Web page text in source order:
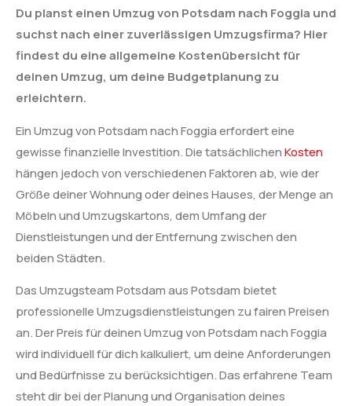
Du planst einen Umzug von Potsdam nach Foggia und
suchst nach einer zuverlässigen Umzugsfirma? Hier
findest du eine allgemeine Kostenübersicht für
deinen Umzug, um deine Budgetplanung zu
erleichtern.
Ein Umzug von Potsdam nach Foggia erfordert eine
gewisse finanzielle Investition. Die tatsächlichenKosten
hängen jedoch von verschiedenen Faktoren ab, wie der
Größe deiner Wohnung oder deines Hauses, der Menge an
Möbeln und Umzugskartons, dem Umfang der
Dienstleistungen und der Entfernung zwischen den
beiden Städten.
Das Umzugsteam Potsdam aus Potsdam bietet
professionelle Umzugsdienstleistungen zu fairen Preisen
an. Der Preis für deinen Umzug von Potsdam nach Foggia
wird individuell für dich kalkuliert, um deine Anforderungen
und Bedürfnisse zu berücksichtigen. Das erfahrene Team
steht dir bei der Planung und Organisation deines